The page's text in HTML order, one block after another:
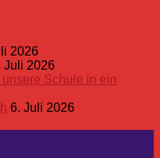
2026
Juli 2026
unsere Schule in ein
6. Juli 2026